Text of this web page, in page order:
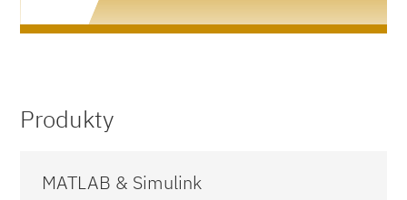
Produkty
MATLAB & Simulink